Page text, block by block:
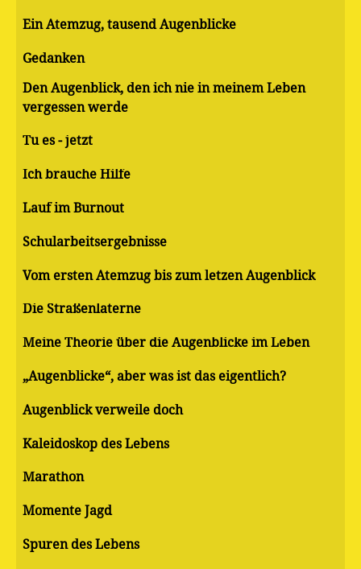
Ein Atemzug, tausend Augenblicke
Gedanken
Den Augenblick, den ich nie in meinem Leben
vergessen werde
Tu es - jetzt
Ich brauche Hilfe
Lauf im Burnout
Schularbeitsergebnisse
Vom ersten Atemzug bis zum letzen Augenblick
Die Straßenlaterne
Meine Theorie über die Augenblicke im Leben
„Augenblicke“, aber was ist das eigentlich?
Augenblick verweile doch
Kaleidoskop des Lebens
Marathon
Momente Jagd
Spuren des Lebens